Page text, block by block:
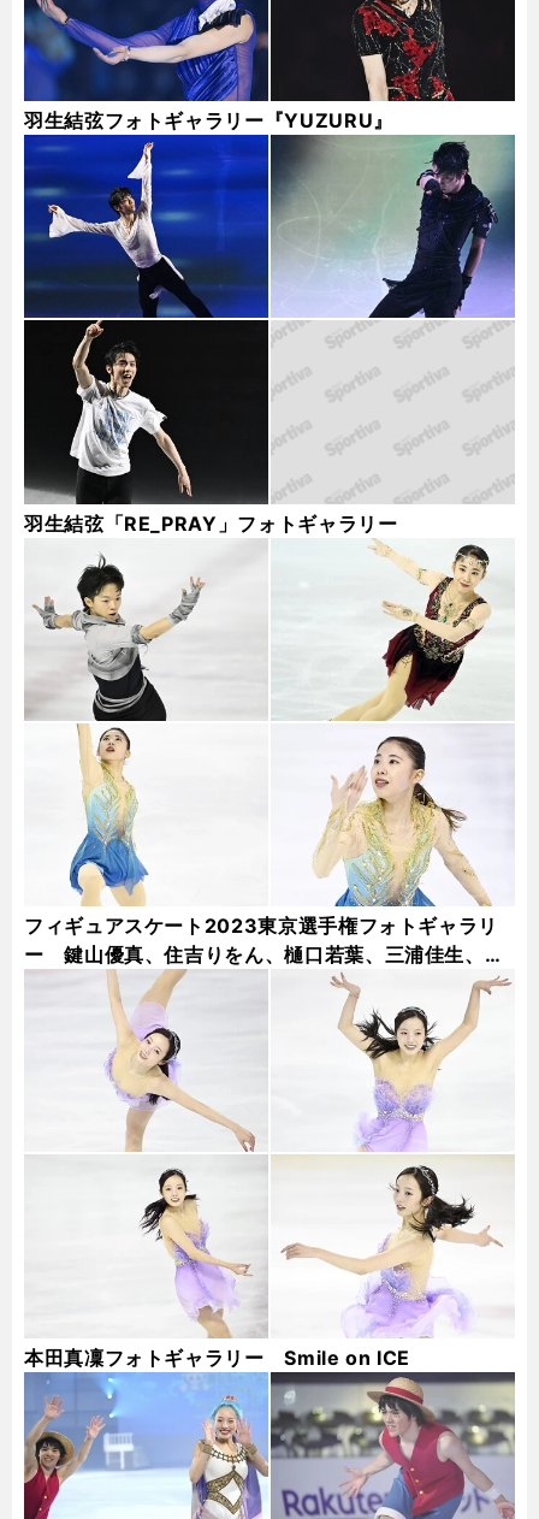
羽生結弦フォトギャラリー『YUZURU』
羽生結弦「RE_PRAY」フォトギャラリー
フィギュアスケート2023東京選手権フォトギャラリ
ー 鍵山優真、住吉りをん、樋口若葉、三浦佳生、本
本田真凜フォトギャラリー Smile on ICE